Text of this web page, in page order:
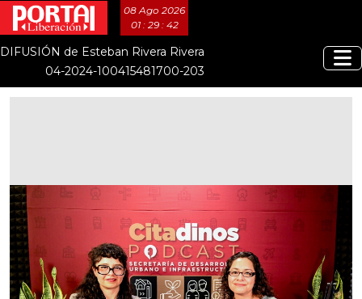
08 Ago 2026
01 : 29 : 43
DIFUSIÓN de Esteban Rivera Rivera
04-2024-100415481700-203